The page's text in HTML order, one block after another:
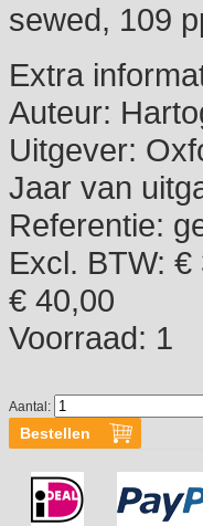
sewed, 109
Extra
Auteur:
Uitgever:
Jaar van
Referentie:
Excl. BTW: €
€ 40,00
Voorraad: 1
Aantal: